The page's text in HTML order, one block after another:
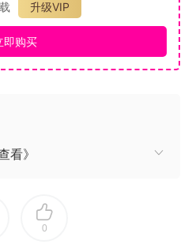
顾客可能会愤而离开！
物/饮料要求的顾客。他们将在
酒馆，并让顾客暂时忘记他们
。各式墙体地面和装潢可供选
升级VIP
即购买
看》
0